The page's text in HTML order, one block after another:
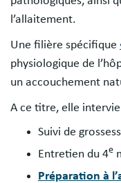
l’allaitement.
Une filière spécifique
physiologique de
un accouchement
A ce titre, elle
Suivi de
Entretien du 4e
Préparation à